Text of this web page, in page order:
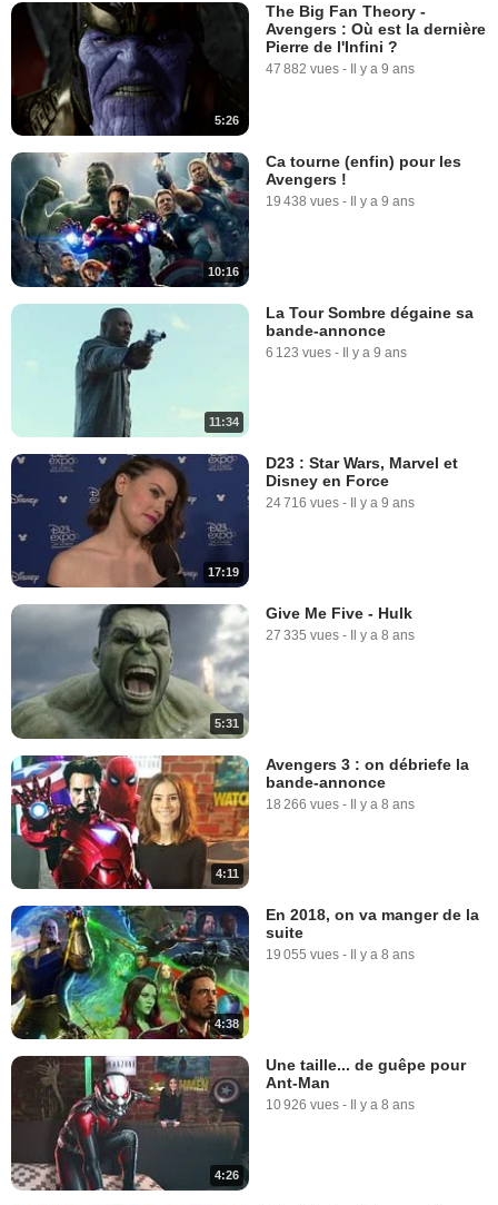
5:26
The Big Fan Theory -
Avengers : Où est la dernière
Pierre de l'Infini ?
47 882 vues - Il y a 9 ans
10:16
Ca tourne (enfin) pour les
Avengers !
19 438 vues - Il y a 9 ans
11:34
La Tour Sombre dégaine sa
bande-annonce
6 123 vues - Il y a 9 ans
17:19
D23 : Star Wars, Marvel et
Disney en Force
24 716 vues - Il y a 9 ans
5:31
Give Me Five - Hulk
27 335 vues - Il y a 8 ans
4:11
Avengers 3 : on débriefe la
bande-annonce
18 266 vues - Il y a 8 ans
4:38
En 2018, on va manger de la
suite
19 055 vues - Il y a 8 ans
4:26
Une taille... de guêpe pour
Ant-Man
10 926 vues - Il y a 8 ans